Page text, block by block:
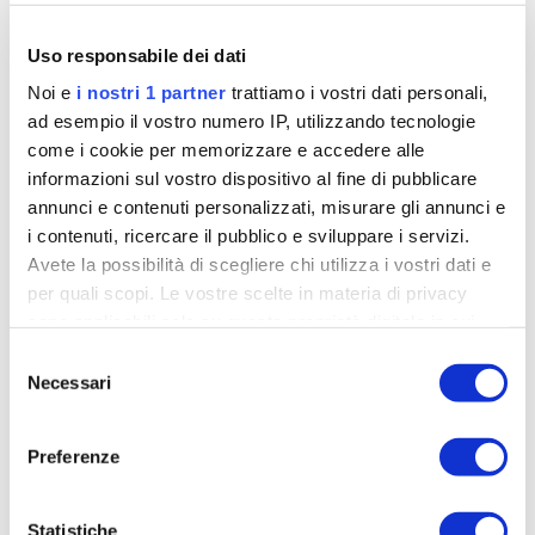
Uso responsabile dei dati
Noi e i nostri 1 partner trattiamo i vostri dati personali,
ad esempio il vostro numero IP, utilizzando tecnologie
come i cookie per memorizzare e accedere alle
informazioni sul vostro dispositivo al fine di pubblicare
annunci e contenuti personalizzati, misurare gli annunci e
i contenuti, ricercare il pubblico e sviluppare i servizi.
Avete la possibilità di scegliere chi utilizza i vostri dati e
per quali scopi. Le vostre scelte in materia di privacy
revocare il proprio consenso in qualsiasi momento dalla
Dichiarazione sui cookie o facendo clic sull'icona di
e imposta le tue preferenze nella
sezione dettagli. Puoi
delNecessari
Preferenze
Statistiche
delle calzature in maglia realizzate dello stesso
brand.Lavorando mediante l’impiego della
tecnologia proprietaria “Knit”, i tecnici Dmt con
KR0 hanno creato una scarpa per il ciclismo
estremamente leggera e terribilmente
performante.Una scarpa in grado di offrire un
eccellente trasferimento di energia, grazie alla
suola anatomica costruita in fibra di carbonio SL di